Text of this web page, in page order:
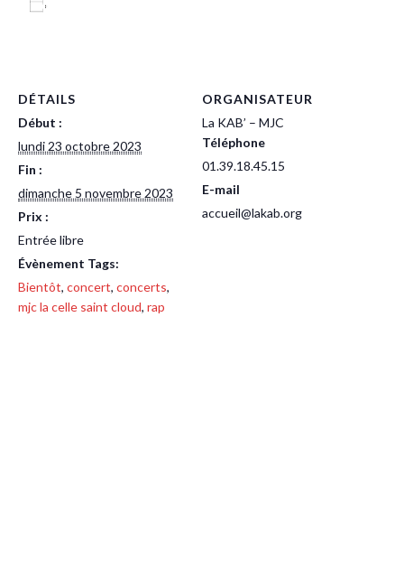
DÉTAILS
Début :
lundi 23 octobre 2023
Fin :
dimanche 5 novembre 2023
Prix :
Entrée libre
Évènement Tags:
Bientôt, concert, concerts,
mjc la celle saint cloud, rap
ORGANISATEUR
La KAB’ – MJC
Téléphone
01.39.18.45.15
E-mail
accueil@lakab.org